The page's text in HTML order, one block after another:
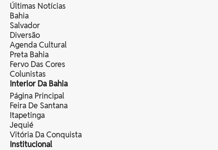
Últimas Notícias
Bahia
Salvador
Diversão
Agenda Cultural
Preta Bahia
Fervo Das Cores
Colunistas
Interior Da Bahia
Página Principal
Feira De Santana
Itapetinga
Jequié
Vitória Da Conquista
Institucional